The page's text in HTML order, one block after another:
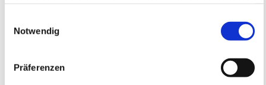
Notwendig
Präferenzen